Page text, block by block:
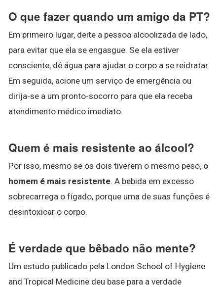
O que fazer quando um amigo da PT?
Em primeiro lugar, deite a pessoa alcoolizada de lado,
para evitar que ela se engasgue. Se ela estiver
consciente, dê água para ajudar o corpo a se reidratar.
Em seguida, acione um serviço de emergência ou
dirija-se a um pronto-socorro para que ela receba
atendimento médico imediato.
Quem é mais resistente ao álcool?
Por isso, mesmo se os dois tiverem o mesmo peso, o
homem é mais resistente. A bebida em excesso
sobrecarrega o fígado, porque uma de suas funções é
desintoxicar o corpo.
É verdade que bêbado não mente?
Um estudo publicado pela London School of Hygiene
and Tropical Medicine deu base para a verdade